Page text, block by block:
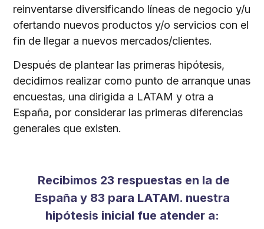
reinventarse diversificando líneas de negocio y/u
ofertando nuevos productos y/o servicios con el
fin de llegar a nuevos mercados/clientes.
Después de plantear las primeras hipótesis,
decidimos realizar como punto de arranque unas
encuestas, una dirigida a LATAM y otra a
España, por considerar las primeras diferencias
generales que existen.
Recibimos 23 respuestas en la de
España y 83 para LATAM. nuestra
hipótesis inicial fue atender a: